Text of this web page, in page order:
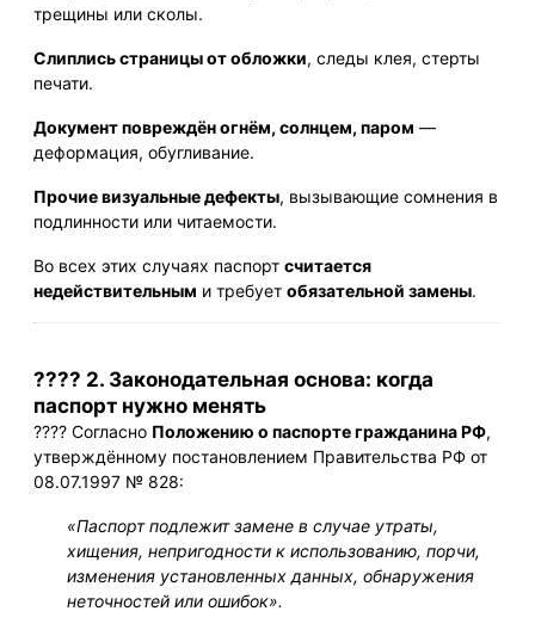
трещины или сколы.
Слиплись страницы от обложки, следы клея, стерты
печати.
Документ повреждён огнём, солнцем, паром —
деформация, обугливание.
Прочие визуальные дефекты, вызывающие сомнения в
подлинности или читаемости.
Во всех этих случаях паспорт считается
недействительным и требует обязательной замены.
???? 2. Законодательная основа: когда
паспорт нужно менять
???? Согласно Положению о паспорте гражданина РФ,
утверждённому постановлением Правительства РФ от
08.07.1997 № 828:
«Паспорт подлежит замене в случае утраты,
хищения, непригодности к использованию, порчи,
изменения установленных данных, обнаружения
неточностей или ошибок».